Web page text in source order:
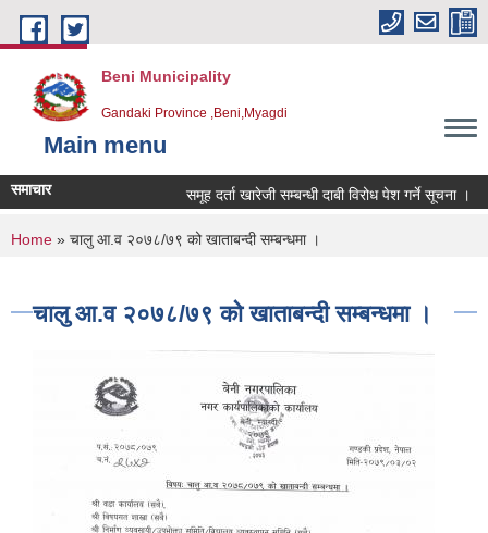
Skip to main content
Beni Municipality
Gandaki Province ,Beni,Myagdi
Main menu
समाचार समूह दर्ता खारेजी सम्बन्धी दाबी विरोध पेश गर्ने सूचना ।
You are here
Home » चालु आ.व २०७८/७९ को खाताबन्दी सम्बन्धमा ।
चालु आ.व २०७८/७९ को खाताबन्दी सम्बन्धमा ।